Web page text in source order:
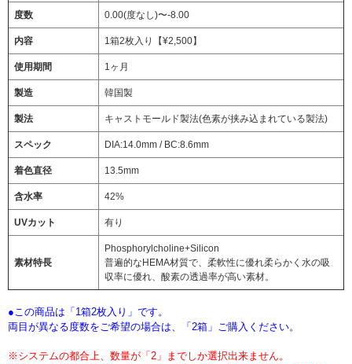
度数 0.00(度なし)〜-8.00
内容 1箱2枚入り【¥2,500】
使用期間 1ヶ月
製造 韓国製
製法 キャストモールド製法(色素が挟み込まれている製法)
スペック DIA:14.0mm / BC:8.6mm
着色直径 13.5mm
含水率 42%
UVカット 有り
素材特長
Phosphorylcholine+Silicon
普遍的なHEMA材質で、柔軟性に優れ柔らかく水の吸
収率に優れ、酸素の透過率が高い素材。
●この商品は「1箱2枚入り」です。
両目が異なる度数をご希望の場合は、「2箱」ご購入ください。
※システムの都合上、数量が「2」までしか選択出来ません。